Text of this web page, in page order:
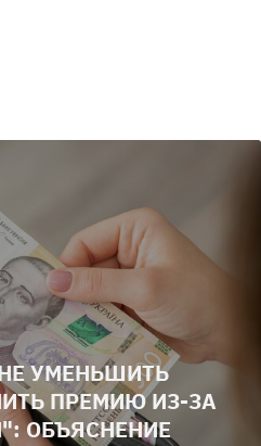
УМЕНЬШИТЬ
ПРЕМИЮ ИЗ-ЗА
ОБЪЯСНЕНИЕ